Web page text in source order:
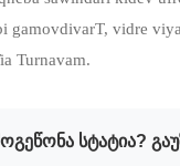
gamovdivarT, vidre
Turnavam.
სტატია?